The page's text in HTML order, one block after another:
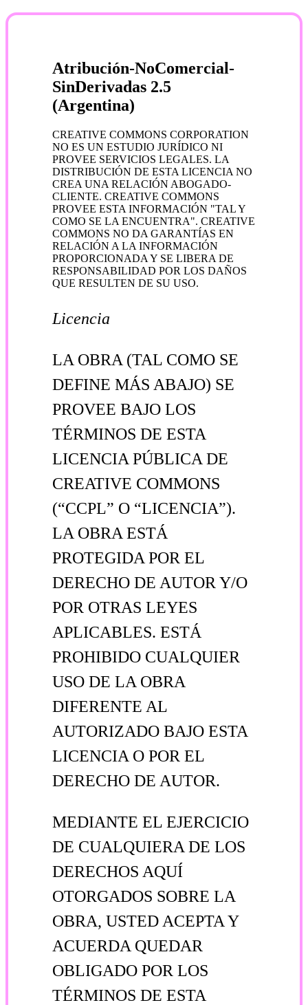
Atribución-NoComercial-
SinDerivadas 2.5
(Argentina)
CREATIVE COMMONS CORPORATION
NO ES UN ESTUDIO JURÍDICO NI
PROVEE SERVICIOS LEGALES. LA
DISTRIBUCIÓN DE ESTA LICENCIA NO
CREA UNA RELACIÓN ABOGADO-
CLIENTE. CREATIVE COMMONS
PROVEE ESTA INFORMACIÓN "TAL Y
COMO SE LA ENCUENTRA". CREATIVE
COMMONS NO DA GARANTÍAS EN
RELACIÓN A LA INFORMACIÓN
PROPORCIONADA Y SE LIBERA DE
RESPONSABILIDAD POR LOS DAÑOS
QUE RESULTEN DE SU USO.
Licencia
LA OBRA (TAL COMO SE
DEFINE MÁS ABAJO) SE
PROVEE BAJO LOS
TÉRMINOS DE ESTA
LICENCIA PÚBLICA DE
CREATIVE COMMONS
(“CCPL” O “LICENCIA”).
LA OBRA ESTÁ
PROTEGIDA POR EL
DERECHO DE AUTOR Y/O
POR OTRAS LEYES
APLICABLES. ESTÁ
PROHIBIDO CUALQUIER
USO DE LA OBRA
DIFERENTE AL
AUTORIZADO BAJO ESTA
LICENCIA O POR EL
DERECHO DE AUTOR.
MEDIANTE EL EJERCICIO
DE CUALQUIERA DE LOS
DERECHOS AQUÍ
OTORGADOS SOBRE LA
OBRA, USTED ACEPTA Y
ACUERDA QUEDAR
OBLIGADO POR LOS
TÉRMINOS DE ESTA